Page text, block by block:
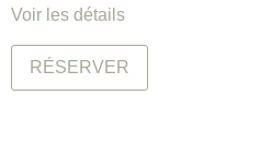
Voir les détails
RÉSERVER